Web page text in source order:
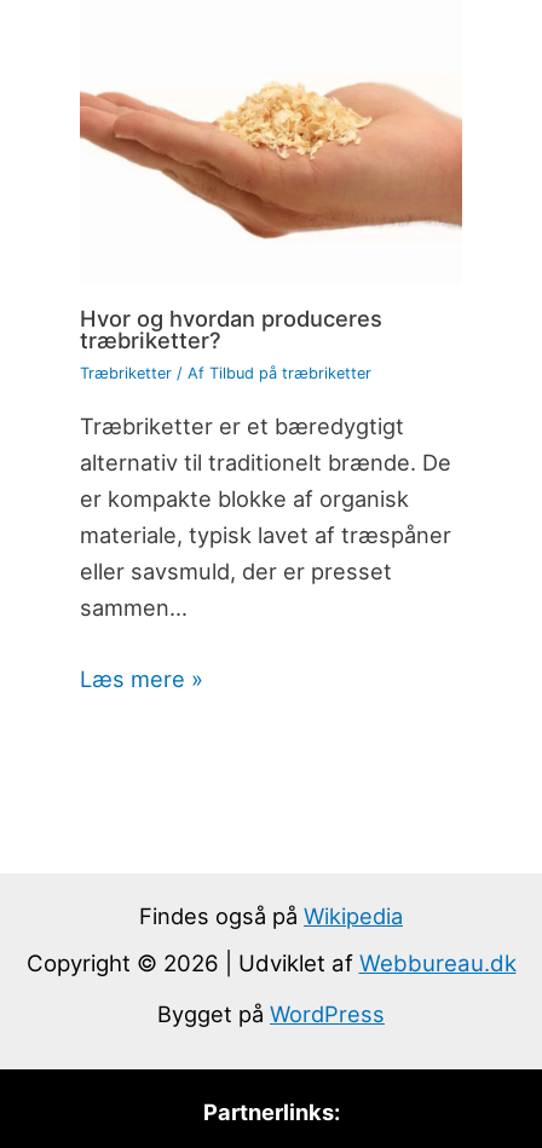
Hvor og hvordan produceres
træbriketter?
Træbriketter/ Af Tilbud på træbriketter
Træbriketter er et bæredygtigt
alternativ til traditionelt brænde. De
er kompakte blokke af organisk
materiale, typisk lavet af træspåner
eller savsmuld, der er presset
sammen…
Læs mere »
Findes også på Wikipedia
Copyright © 2026 | Udviklet af Webbureau.dk
Bygget på WordPress
Partnerlinks: